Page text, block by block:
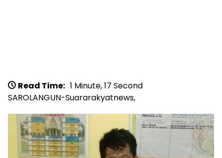
Read Time: 1 Minute, 17 Second
​SAROLANGUN-Suararakyatnews,